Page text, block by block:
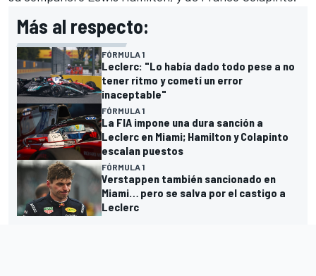
Más al respecto:
FÓRMULA 1
Leclerc: "Lo había dado todo pese a no
tener ritmo y cometí un error
inaceptable"
FÓRMULA 1
La FIA impone una dura sanción a
Leclerc en Miami; Hamilton y Colapinto
escalan puestos
FÓRMULA 1
Verstappen también sancionado en
Miami… pero se salva por el castigo a
Leclerc